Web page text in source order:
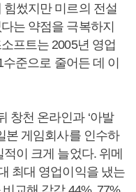
썼지만 미르의 전설
는 약점을 극복하지
프트는 2005년 영업
준으로 줄어든 데 이
창천 온라인과 ‘아발
본 게임회사를 인수하
이 크게 늘었다. 위메
최대 영업이익을 냈는